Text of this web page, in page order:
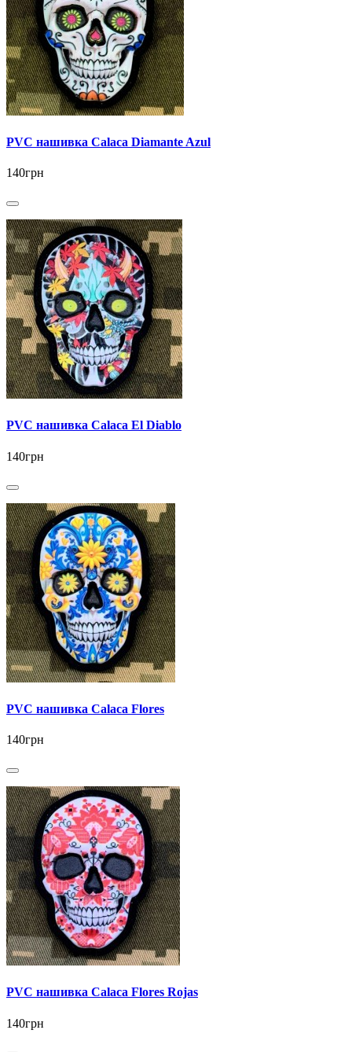
PVC нашивка Calaca Diamante Azul
140грн
PVC нашивка Calaca El Diablo
140грн
PVC нашивка Calaca Flores
140грн
PVC нашивка Calaca Flores Rojas
140грн